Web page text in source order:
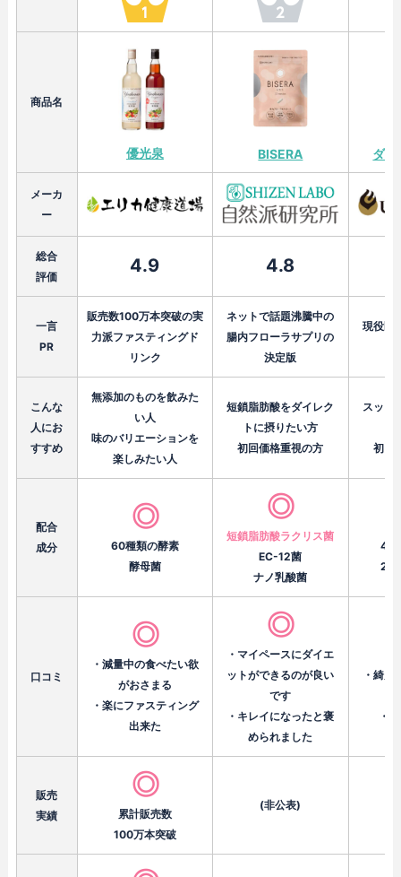
商品名
優光泉 BISERA ダー
メーカ
ー
総合
評価
4.9 4.8
一言
PR
販売数100万本突破の実
力派ファスティングド
リンク
ネットで話題沸騰中の
腸内フローラサプリの
決定版
現役医
こんな
人にお
すすめ
無添加のものを飲みた
い人
味のバリエーションを
楽しみたい人
短鎖脂肪酸をダイレク
トに摂りたい方
初回価格重視の方
スッキ
初回
配合
成分
◎
60種類の酵素
酵母菌
◎
短鎖脂肪酸ラクリス菌
EC-12菌
ナノ乳酸菌
4種
2兆
口コミ
◎
・減量中の食べたい欲
がおさまる
・楽にファスティング
出来た
◎
・マイペースにダイエ
ットができるのが良い
です
・キレイになったと褒
められました
・綺麗
・
販売
実績
◎
累計販売数
100万本突破
(非公表)